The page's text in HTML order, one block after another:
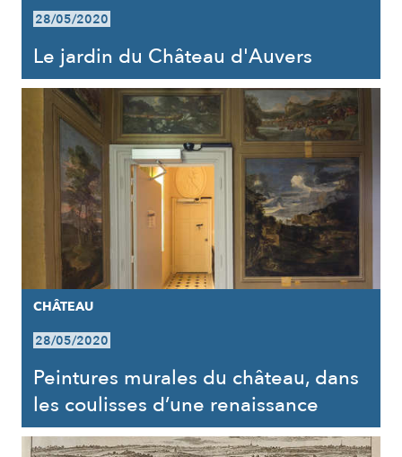
28/05/2020
Le jardin du Château d'Auvers
CHÂTEAU
28/05/2020
Peintures murales du château, dans
les coulisses d’une renaissance